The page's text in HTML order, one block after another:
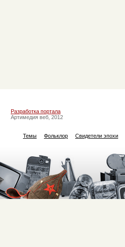
Разработка портала
Артимедия веб, 2012
Темы Фольклор Свидетели эпохи